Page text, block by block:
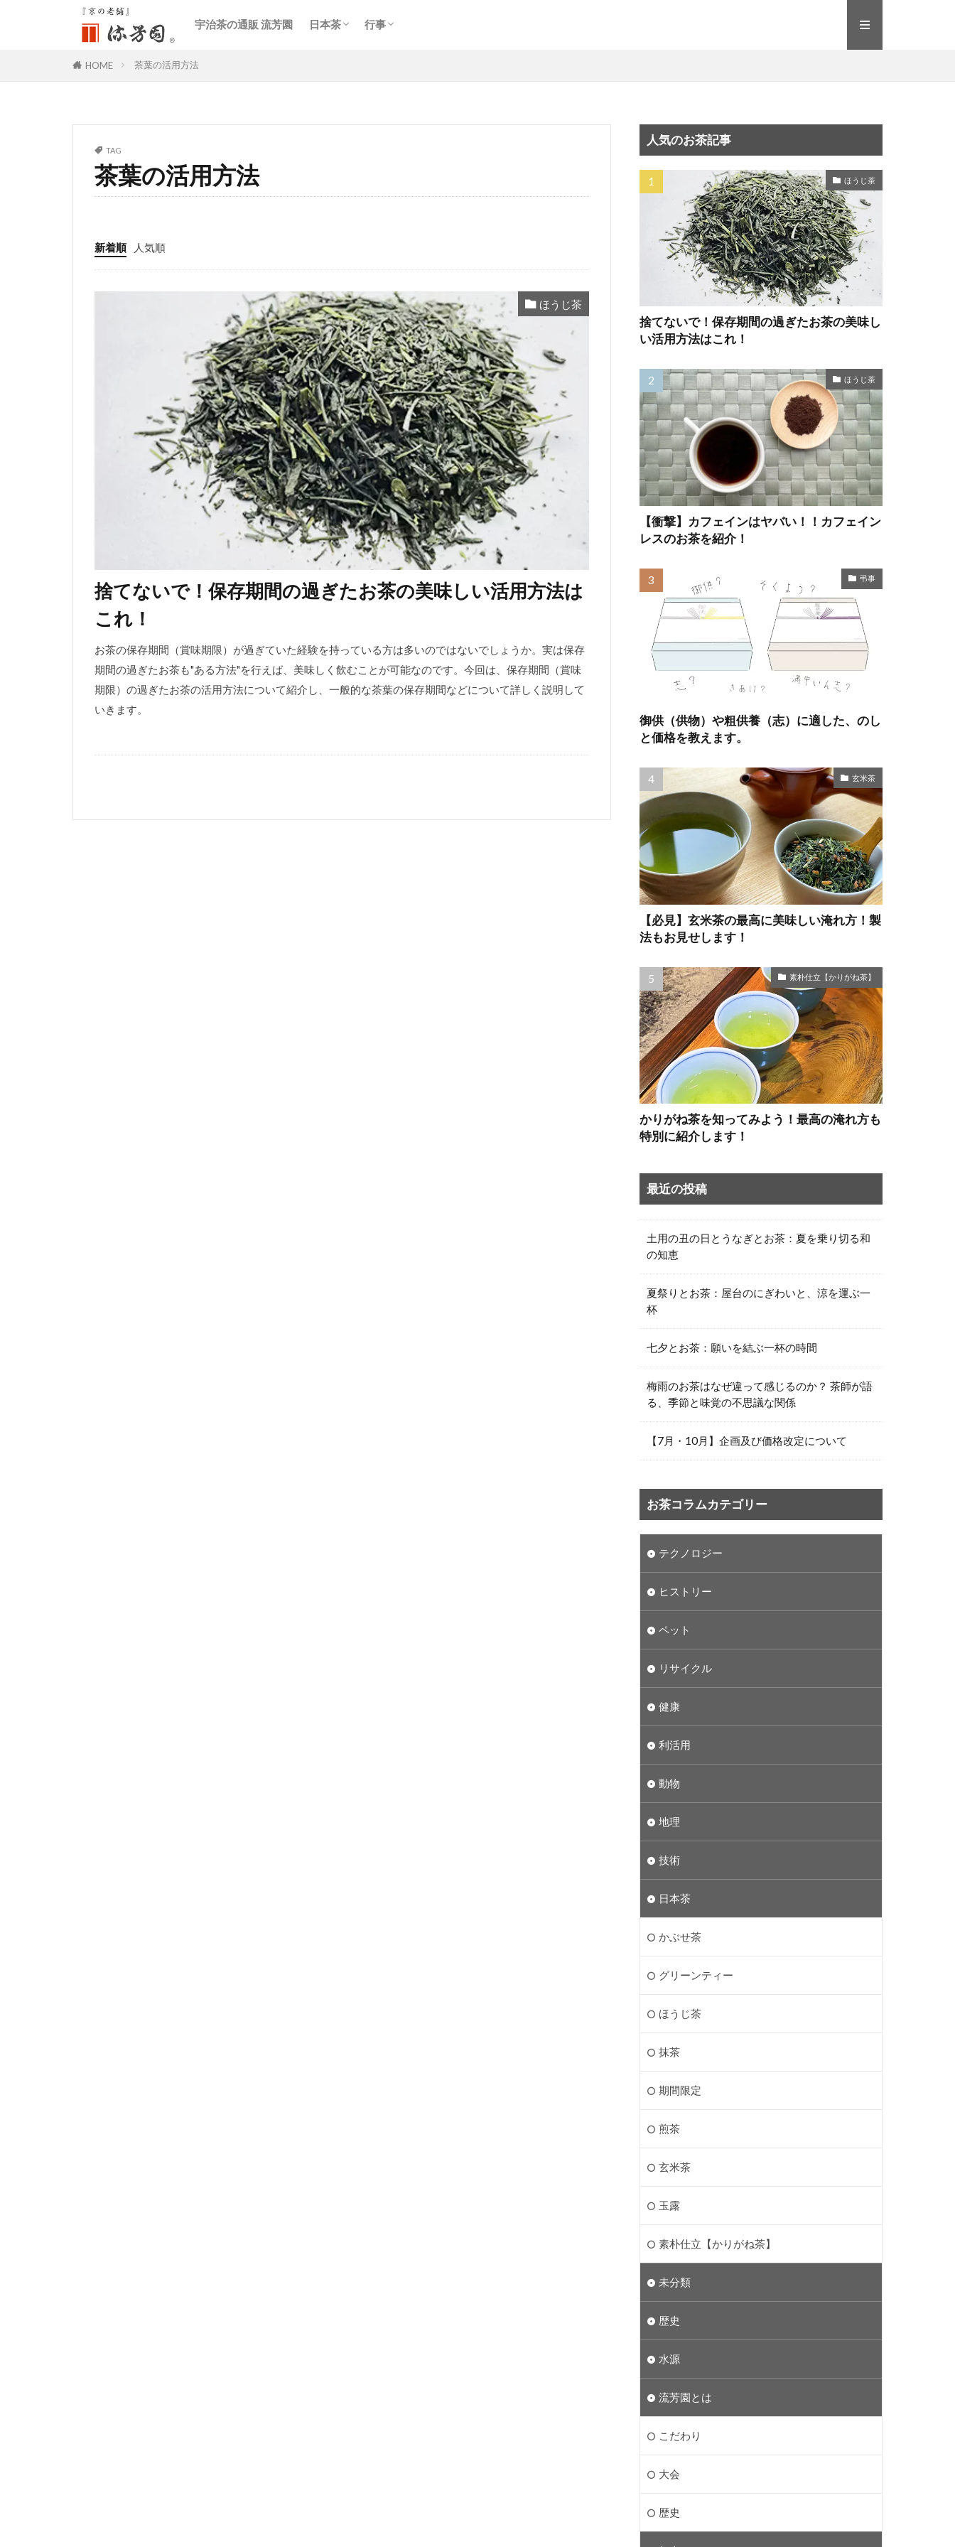
宇治茶の通販 流芳園 日本茶 行事
HOME 茶葉の活用方法
TAG
茶葉の活用方法
新着順 人気順
ほうじ茶
捨てないで！保存期間の過ぎたお茶の美味しい活用方法は
これ！
お茶の保存期間（賞味期限）が過ぎていた経験を持っている方は多いのではないでしょうか。実は保存
期間の過ぎたお茶も"ある方法"を行えば、美味しく飲むことが可能なのです。今回は、保存期間（賞味
期限）の過ぎたお茶の活用方法について紹介し、一般的な茶葉の保存期間などについて詳しく説明して
いきます。
人気のお茶記事
ほうじ茶
捨てないで！保存期間の過ぎたお茶の美味し
い活用方法はこれ！
ほうじ茶
【衝撃】カフェインはヤバい！！カフェイン
レスのお茶を紹介！
弔事
御供（供物）や粗供養（志）に適した、のし
と価格を教えます。
玄米茶
【必見】玄米茶の最高に美味しい淹れ方！製
法もお見せします！
素朴仕立【かりがね茶】
かりがね茶を知ってみよう！最高の淹れ方も
特別に紹介します！
最近の投稿
土用の丑の日とうなぎとお茶：夏を乗り切る和
の知恵
夏祭りとお茶：屋台のにぎわいと、涼を運ぶ一
杯
七夕とお茶：願いを結ぶ一杯の時間
梅雨のお茶はなぜ違って感じるのか？ 茶師が語
る、季節と味覚の不思議な関係
【7月・10月】企画及び価格改定について
お茶コラムカテゴリー
テクノロジー
ヒストリー
ペット
リサイクル
健康
利活用
動物
地理
技術
日本茶
かぶせ茶
グリーンティー
ほうじ茶
抹茶
期間限定
煎茶
玄米茶
玉露
素朴仕立【かりがね茶】
未分類
歴史
水源
流芳園とは
こだわり
大会
歴史